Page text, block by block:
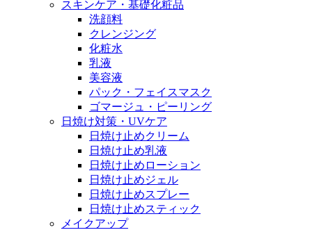
スキンケア・基礎化粧品
洗顔料
クレンジング
化粧水
乳液
美容液
パック・フェイスマスク
ゴマージュ・ピーリング
日焼け対策・UVケア
日焼け止めクリーム
日焼け止め乳液
日焼け止めローション
日焼け止めジェル
日焼け止めスプレー
日焼け止めスティック
メイクアップ